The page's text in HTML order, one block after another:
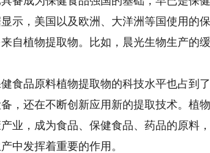
示，美国以及欧洲、大洋洲等国使用的
自植物提取物。比如，晨光生物生产的
品原料植物提取物的科技水平也占到
，还在不断创新应用新的提取技术。植
业，成为食品、保健食品、药品的原料
中发挥着重要的作用。